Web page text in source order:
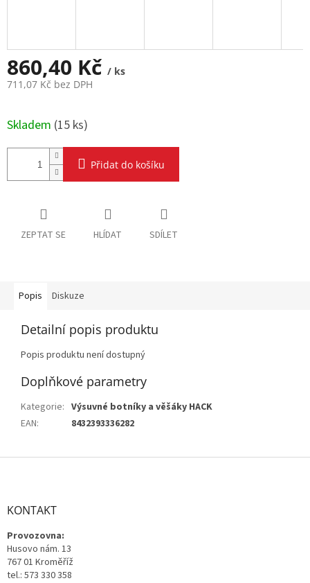
860,40 Kč / ks
711,07 Kč bez DPH
cena:
Skladem (15 ks)
Přidat do košíku
ZEPTAT SE HLÍDAT SDÍLET
Popis Diskuze
Detailní popis produktu
Popis produktu není dostupný
Doplňkové parametry
Kategorie: Výsuvné botníky a věšáky HACK
EAN: 8432393336282
Z
KONTAKT
Provozovna:
Husovo nám. 13
767 01 Kroměříž
tel.: 573 330 358